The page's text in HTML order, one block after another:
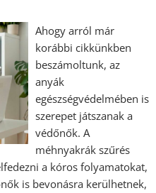
Ahogy arról már
korábbi cikkünkben
beszámoltunk, az
anyák
egészségvédelmében is
szerepet játszanak a
védőnők. A
méhnyakrák szűrés
a kóros folyamatokat,
is bevonásra kerülhetnek,